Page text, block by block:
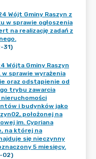
Wójt Gminy Raszyn z
w sprawie ogłoszenia
na realizację zadań z
31)
Wójta Gminy Raszyn
sprawie wyrażenia
oraz odstąpienie od
trybu zawarcia
nieruchomości
i budynków jako
położonej na
im. Cypriana
na której na
się nieczynny
5 miesięcy.
02)